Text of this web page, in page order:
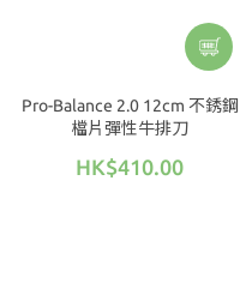
Pro-Balance 2.0 12cm 不銹鋼
檔片彈性牛排刀
HK$410.00